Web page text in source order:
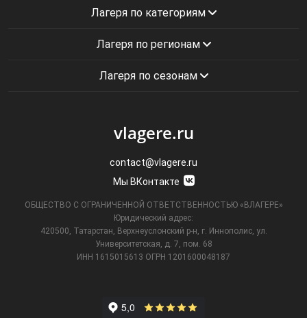
Лагеря по категориям
Лагеря по регионам
Лагеря по сезонам
vlagere.ru
contact@vlagere.ru
Мы ВКонтакте
ОБЩЕСТВО С ОГРАНИЧЕННОЙ ОТВЕТСТВЕННОСТЬЮ «ВЛАГЕРЕ»
Юридический адрес:
420500, Татарстан, Верхнеуслонский р-н, г. Иннополис, ул.
Университетская,
д. 7, пом. 68
ИНН 1615015613 ОГРН 1201600048187